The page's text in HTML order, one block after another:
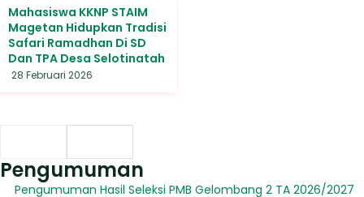
Mahasiswa KKNP STAIM
Magetan Hidupkan Tradisi
Safari Ramadhan Di SD
Dan TPA Desa Selotinatah
28 Februari 2026
Pengumuman
Pengumuman Hasil Seleksi PMB Gelombang 2 TA 2026/2027